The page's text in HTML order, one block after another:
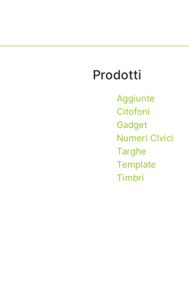
Prodotti
Aggiunte
Citofoni
Gadget
Numeri CIvici
Targhe
Template
Timbri